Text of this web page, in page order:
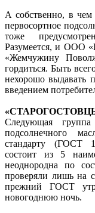
А собственно, в чем
первосортное
тоже
Разумеется, и ООО
«Жемчужину
гордиться. Быть
нехорошо выдавать
введением
Следующая группа
подсолнечного
стандарту (ГОСТ
состоит из 5
неоднородна по
проверяли лишь на
прежний ГОСТ
новогоднюю ночь.